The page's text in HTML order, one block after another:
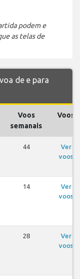
podem e
as telas de
de e para
Voos
semanais
Voos
44
Ver
voos
14
Ver
voos
28
Ver
voos